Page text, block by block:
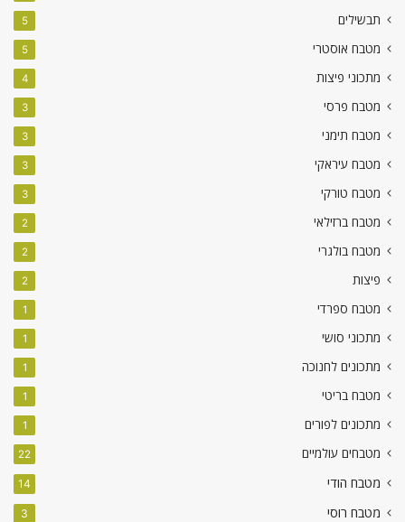
תבשילים 5
מטבח אוסטרי 5
מתכוני פיצות 4
מטבח פרסי 3
מטבח תימני 3
מטבח עיראקי 3
מטבח טורקי 3
מטבח ברזילאי 2
מטבח בולגרי 2
פיצות 2
מטבח ספרדי 1
מתכוני סושי 1
מתכונים לחנוכה 1
מטבח בריטי 1
מתכונים לפורים 1
מטבחים עולמיים 22
מטבח הודי 14
מטבח רוסי 3